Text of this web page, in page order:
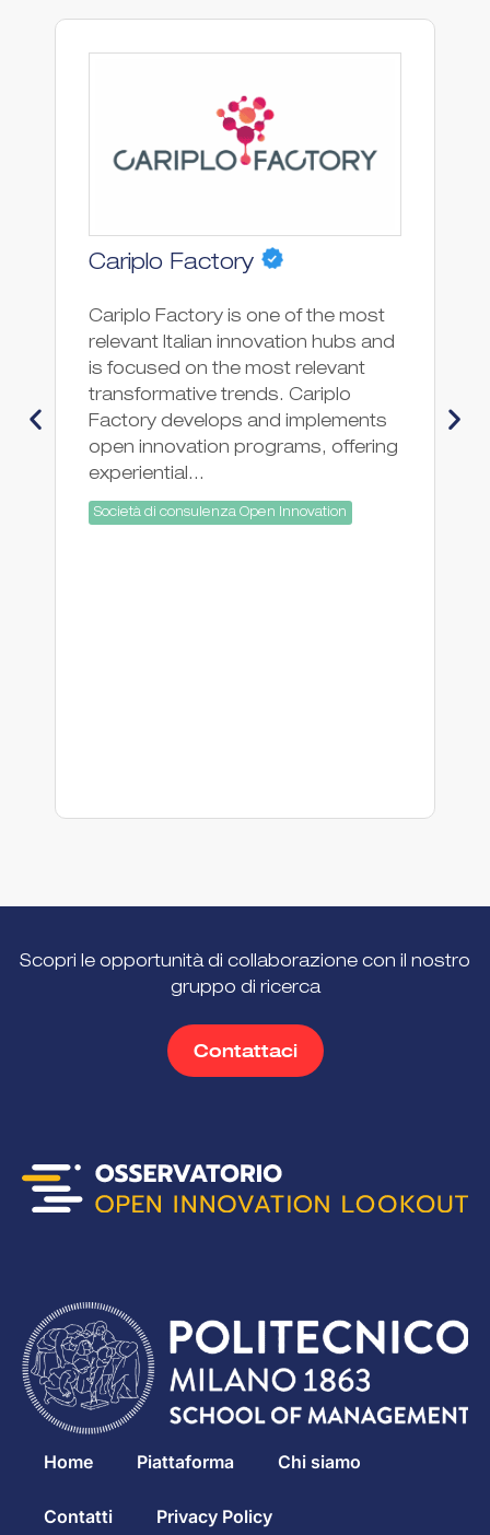
Cariplo Factory
Cariplo Factory is one of the most
relevant Italian innovation hubs and
is focused on the most relevant
transformative trends. Cariplo
Factory develops and implements
open innovation programs, offering
experiential...
Società di consulenza Open Innovation
Scopri le opportunità di collaborazione con il nostro
gruppo di ricerca
Contattaci
Home Piattaforma Chi siamo
Contatti Privacy Policy